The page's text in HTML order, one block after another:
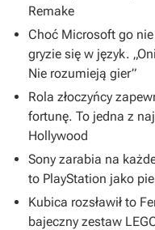
Remake
Choć Microsoft go
gryzie się w język.
Nie rozumieją gier”
Rola złoczyńcy
fortunę. To jedna z
Hollywood
Sony zarabia na
to PlayStation jako
Kubica rozsławił to
bajeczny zestaw